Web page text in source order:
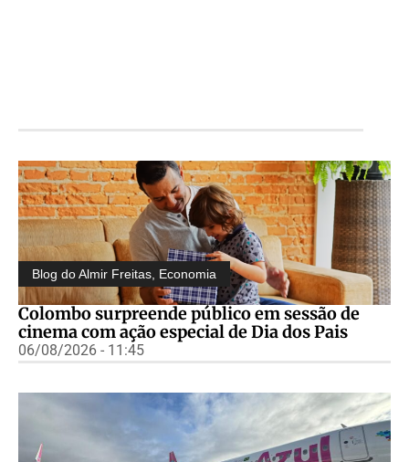
Blog do Almir Freitas Economia
Colombo surpreende público em sessão de
cinema com ação especial de Dia dos Pais
06/08/2026 - 11:45